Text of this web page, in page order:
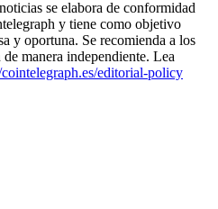
se elabora de conformidad
y tiene como objetivo
y oportuna. Se recomienda a los
manera independiente. Lea
editorial-policy